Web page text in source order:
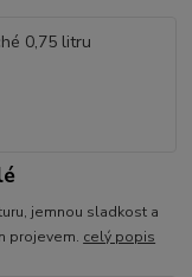
jemnou sladkost a
projevem. celý popis